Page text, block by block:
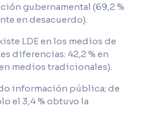
gubernamental (69,2 %
en desacuerdo).
LDE en los medios de
diferencias: 42,2 % en
medios tradicionales).
información pública; de
el 3,4 % obtuvo la